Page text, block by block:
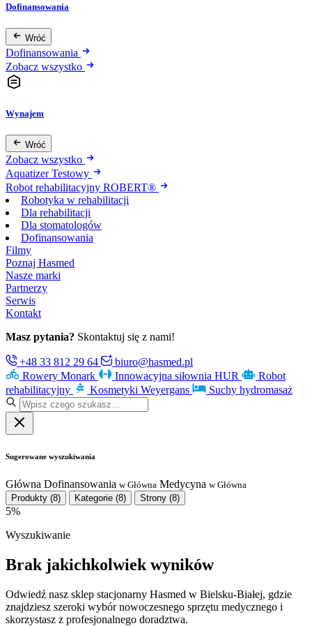
Dofinansowania
Wróć
Dofinansowania
Zobacz wszystko
Wynajem
Wróć
Zobacz wszystko
Aquatizer Testowy
Robot rehabilitacyjny ROBERT®
Robotyka w rehabilitacji
Dla rehabilitacji
Dla stomatologów
Dofinansowania
Filmy
Poznaj Hasmed
Nasze marki
Partnerzy
Serwis
Kontakt
Masz pytania? Skontaktuj się z nami!
+48 33 812 29 64
biuro@hasmed.pl
Rowery Monark
Innowacyjna siłownia HUR
Robot
rehabilitacyjny
Kosmetyki Weyergans Suchy hydromasaż
Sugerowane wyszukiwania
Główna Dofinansowania w Główna Medycyna w Główna
Produkty (8) Kategorie (8) Strony (8)
5%
Wyszukiwanie
Brak jakichkolwiek wyników
Odwiedź nasz sklep stacjonarny Hasmed w Bielsku-Białej, gdzie
znajdziesz szeroki wybór nowoczesnego sprzętu medycznego i
skorzystasz z profesjonalnego doradztwa.